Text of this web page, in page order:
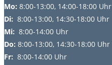
Mo: 8:00-13:00, 14:00-18:00 Uhr
Di: 8:00-13:00, 14:30-18:00 Uhr
Mi: 8:00-14:00 Uhr
Do: 8:00-13:00, 14:30-18:00 Uhr
Fr: 8:00-14:00 Uhr